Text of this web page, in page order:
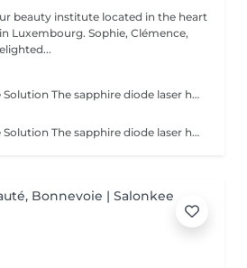
beauty institute located in the heart
Sophie, Clémence,
Permanent and Precise Solution The sapphire diode laser hair removal is an effective and long-lasting method for permanently removing hair. This treatment uses a light beam that targets the melanin in hair follicles, offering lasting results and a significant reduction in regrowth. The sapphire diode laser is known for its precision, speed, and comfort, thanks to a skin cooling system. It is ideal for areas such as the face, legs, underarms, or bikini line, leaving your skin smooth, silky, and hair-free. Before booking your appointment, please review our appointment policy on the homepage.
Permanent and Precise Solution The sapphire diode laser hair removal is an effective and long-lasting method for permanently removing hair. This treatment uses a light beam that targets the melanin in hair follicles, offering lasting results and a significant reduction in regrowth. The sapphire diode laser is known for its precision, speed, and comfort, thanks to a skin cooling system. It is ideal for areas such as the face, legs, underarms, or bikini line, leaving your skin smooth, silky, and hair-free. Before booking your appointment, please review our appointment policy on the homepage.